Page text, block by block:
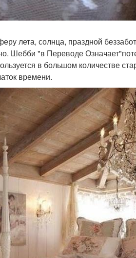
лета, солнца, праздной
Шебби "в Переводе
в большом количестве
времени.